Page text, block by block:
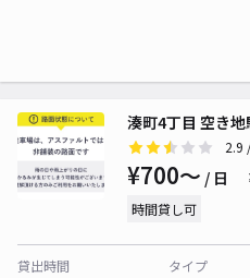
湊町4丁目 空き
2.9
¥700〜 / 日
時間貸し可
貸出時間
タイプ